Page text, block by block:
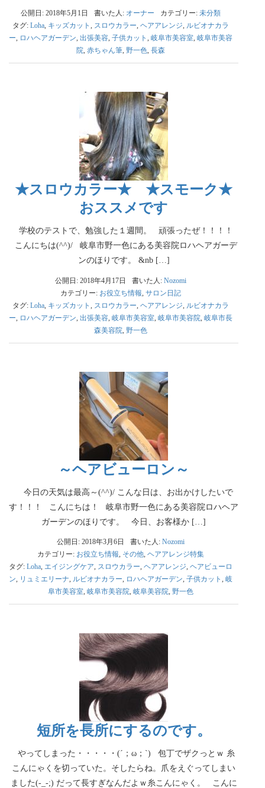
公開日: 2018年5月1日 書いた人: オーナー カテゴリー: 未分類
タグ: Loha, キッズカット , スロウカラー, ヘアアレンジ, ルビオナカラ
ー, ロハヘアガーデン, 出張美容, 子供カット , 岐阜市美容室, 岐阜市美容
院, 赤ちゃん筆, 野一色, 長森
★スロウカラー★ ★スモーク★
おススメです
学校のテストで、勉強した１週間。 頑張ったぜ！！！！
こんにちは(^^)/ 岐阜市野一色にある美容院ロハヘアガーデ
ンのほりです。 &nb […]
公開日: 2018年4月17日 書いた人: Nozomi
カテゴリー: お役立ち情報 サロン日記
タグ: Loha キッズカット スロウカラー ヘアアレンジ
ルビオナカラ
ー
ロハヘアガーデン 出張美容 岐阜市美容室 岐阜市美容院 岐阜市長
森美容院 野一色
～ヘアビューロン～
今日の天気は最高～(^^)/ こんな日は、お出かけしたいで
す！！！ こんにちは！ 岐阜市野一色にある美容院ロハヘア
ガーデンのほりです。 今日、お客様か […]
公開日: 2018年3月6日 書いた人: Nozomi
カテゴリー: お役立ち情報, その他, ヘアアレンジ特集
タグ: Loha, エイジングケア, スロウカラー, ヘアアレンジ, ヘアビューロ
ン, リュミエリーナ, ルビオナカラー, ロハヘアガーデン, 子供カット , 岐
阜市美容室, 岐阜市美容院, 岐阜美容院, 野一色
短所を長所にするのです。
やってしまった・・・・・(´；ω；`) 包丁でザクっとｗ 糸
こんにゃくを切っていた。そしたらね。爪をえぐってしまい
ました(-_-;) だって長すぎなんだよｗ糸こんにゃく。 こんに